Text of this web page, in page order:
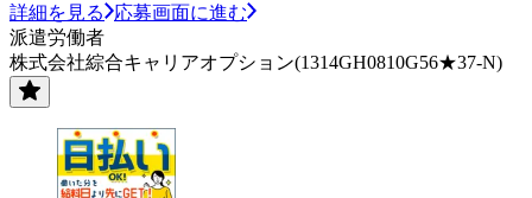
詳細を見る
応募画面に進む
派遣労働者
株式会社綜合キャリアオプション(1314GH0810G56★37-N)